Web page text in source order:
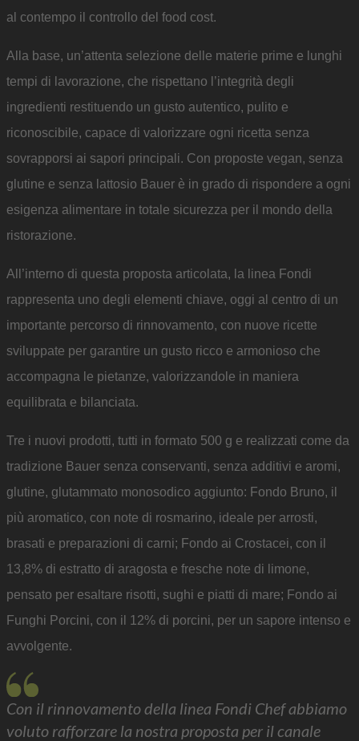
al contempo il controllo del food cost.
Alla base, un’attenta selezione delle materie prime e lunghi
tempi di lavorazione, che rispettano l’integrità degli
ingredienti restituendo un gusto autentico, pulito e
riconoscibile, capace di valorizzare ogni ricetta senza
sovrapporsi ai sapori principali. Con proposte vegan, senza
glutine e senza lattosio Bauer è in grado di rispondere a ogni
esigenza alimentare in totale sicurezza per il mondo della
ristorazione.
All’interno di questa proposta articolata, la linea Fondi
rappresenta uno degli elementi chiave, oggi al centro di un
importante percorso di rinnovamento, con nuove ricette
sviluppate per garantire un gusto ricco e armonioso che
accompagna le pietanze, valorizzandole in maniera
equilibrata e bilanciata.
Tre i nuovi prodotti, tutti in formato 500 g e realizzati come da
tradizione Bauer senza conservanti, senza additivi e aromi,
glutine, glutammato monosodico aggiunto: Fondo Bruno, il
più aromatico, con note di rosmarino, ideale per arrosti,
brasati e preparazioni di carni; Fondo ai Crostacei, con il
13,8% di estratto di aragosta e fresche note di limone,
pensato per esaltare risotti, sughi e piatti di mare; Fondo ai
Funghi Porcini, con il 12% di porcini, per un sapore intenso e
avvolgente.
Con il rinnovamento della linea Fondi Chef abbiamo
voluto rafforzare la nostra proposta per il canale